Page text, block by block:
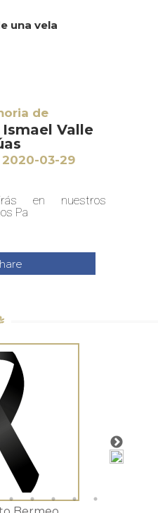
una vela
de
Valle
2020-03-29
en nuestros
Pa